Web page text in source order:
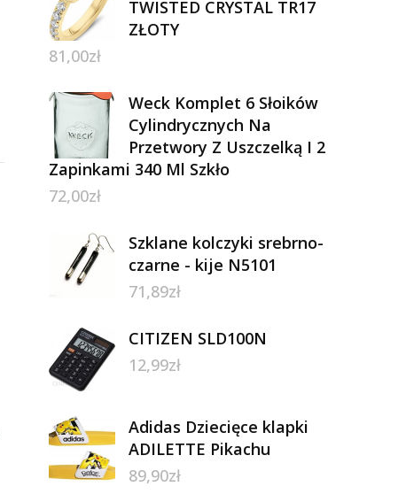
TWISTED CRYSTAL TR17
ZŁOTY
81,00zł
Weck Komplet 6 Słoików
Cylindrycznych Na
Przetwory Z Uszczelką I 2
Zapinkami 340 Ml Szkło
72,00zł
Szklane kolczyki srebrno-
czarne - kije N5101
71,89zł
CITIZEN SLD100N
12,99zł
Adidas Dziecięce klapki
ADILETTE Pikachu
89,90zł